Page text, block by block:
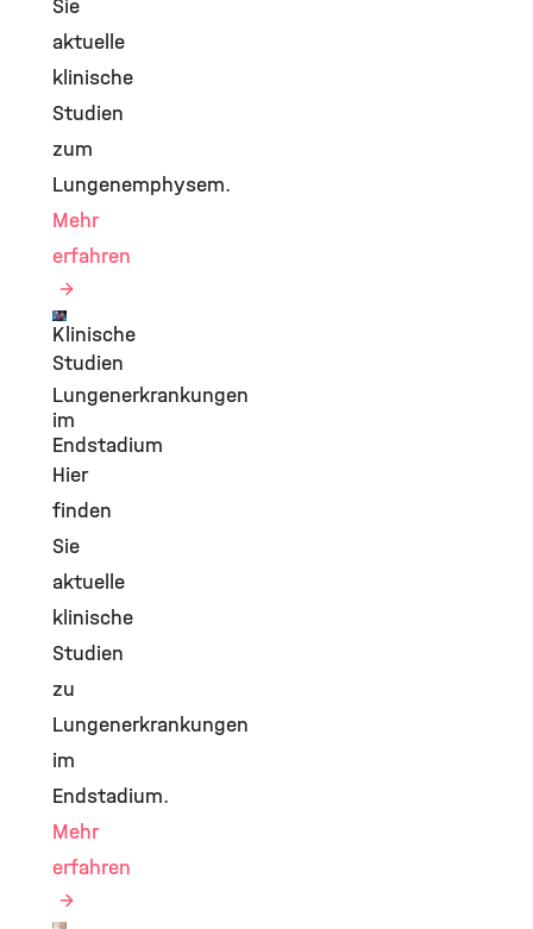
©
Sie
aktuelle
klinische
Studien
zum
Lungenemphysem.
Mehr
erfahren
Klinische
Studien
Lungenerkrankungen
im
Endstadium
Hier
finden
Sie
aktuelle
klinische
Studien
zu
Lungenerkrankungen
im
Endstadium.
Mehr
erfahren